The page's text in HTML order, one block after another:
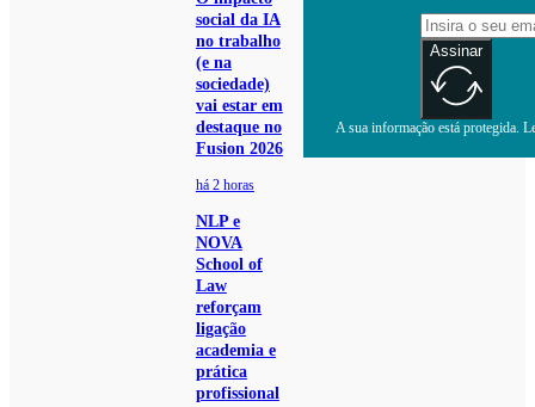
social da IA
no trabalho
(e na
sociedade)
vai estar em
destaque no
Fusion 2026
há 2 horas
NLP e
NOVA
School of
Law
reforçam
ligação
academia e
prática
profissional
Assinar
A sua informação está protegida.